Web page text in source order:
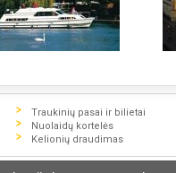
Traukinių pasai ir bilietai
Nuolaidų kortelės
Kelionių draudimas
Visą informaciją dėl bilietų